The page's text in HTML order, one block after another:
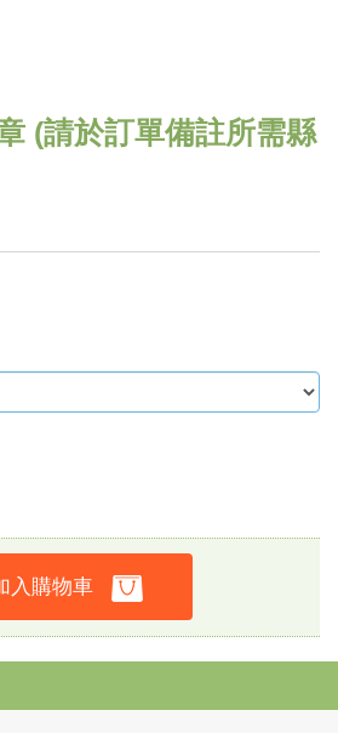
(請於訂單備註所需縣
入購物車